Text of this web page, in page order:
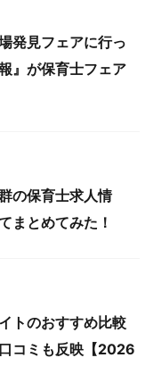
発見フェアに行っ
』が保育士フェア
の保育士求人情
まとめてみた！
トのおすすめ比較
コミも反映【2026